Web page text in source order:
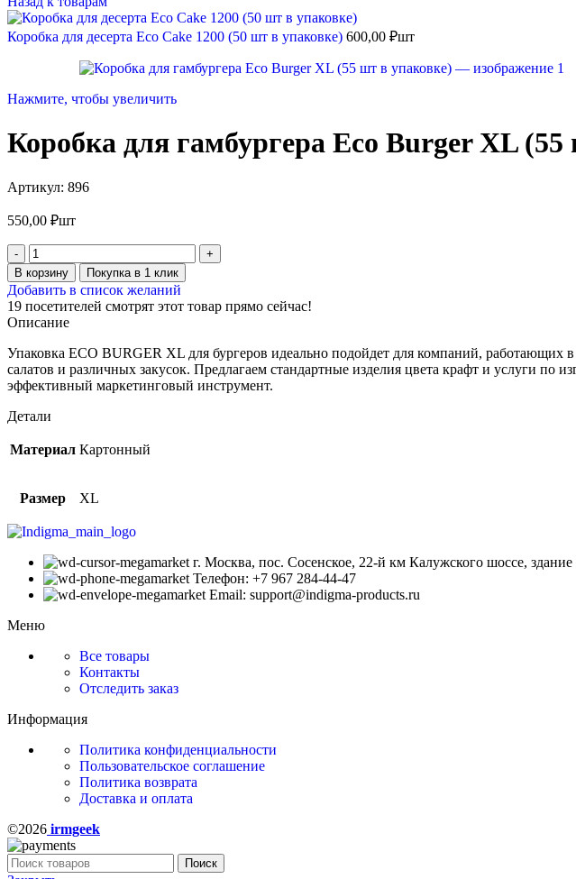
Коробка для десерта Eco Cake 1200 (50 шт в упаковке) 600,00 ₽шт
Нажмите, чтобы увеличить
Коробка для гамбургера Eco Burger XL (55
Артикул: 896
550,00 ₽шт
В корзину Покупка в 1 клик
Добавить в список желаний
19 посетителей смотрят этот товар прямо сейчас!
Описание
Упаковка ECO BURGER XL для бургеров идеально подойдет для компаний, работающих
салатов и различных закусок. Предлагаем стандартные изделия цвета крафт и услуги
эффективный маркетинговый инструмент.
Детали
Материал Картонный
Размер XL
г. Москва, пос. Сосенское, 22-й км Калужского шоссе, здание
Телефон: +7 967 284-44-47
Email: support@indigma-products.ru
Меню
Все товары
Контакты
Отследить заказ
Информация
Политика конфиденциальности
Пользовательское соглашение
Политика возврата
Доставка и оплата
©2026 irmgeek
Поиск